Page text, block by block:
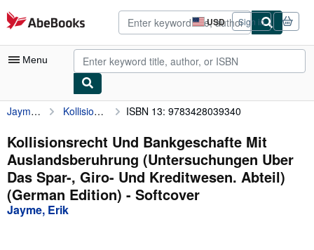
Skip to main content
AbeBooks.com USD
Site
shopping
preferences
Sign in
Menu
My Account
My Purchases
Advanced Search
Browse Collections
Rare Books
Jayme, Erik Kollisionsrecht Und Bankgeschafte Mit Auslandsberuhrung (Untersuchungen Uber Das Spar-, Giro- Und Kreditwesen. Abteil) (German Edition) ISBN 13: 9783428039340
Kollisionsrecht Und Bankgeschafte Mit
Auslandsberuhrung (Untersuchungen Uber
Das Spar-, Giro- Und Kreditwesen. Abteil)
(German Edition) - Softcover
Jayme, Erik